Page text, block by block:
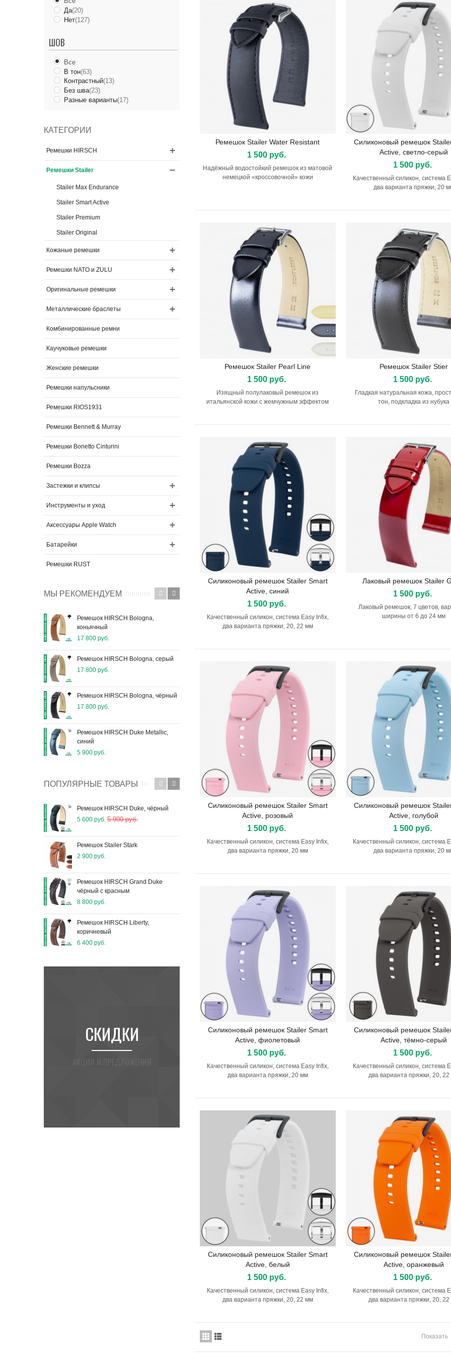
Темно-коричневый
Кожа ската
Силикон
Да(20)
Нет(127)
ШОВ
Все
В тон(63)
Контрастный(13)
Без шва(23)
Разные варианты(17)
КАТЕГОРИИ
Ремешки HIRSCH
Ремешки Stailer
Stailer Max Endurance
Stailer Smart Active
Stailer Premium
Stailer Original
Кожаные ремешки
Ремешки NATO и ZULU
Оригинальные ремешки
Металлические браслеты
Комбинированные ремни
Каучуковые ремешки
Женские ремешки
Ремешки напульсники
Ремешки RIOS1931
Ремешки Bennett & Murray
Ремешки Bonetto Cinturini
Ремешки Bozza
Застежки и клипсы
Инструменты и уход
Аксессуары Apple Watch
Батарейки
Ремешки RUST
МЫ РЕКОМЕНДУЕМ
Ремешок HIRSCH Bologna,
коньячный
17 800 руб.
Ремешок HIRSCH Bologna, серый
17 800 руб.
Ремешок HIRSCH Bologna, чёрный
17 800 руб.
Ремешок HIRSCH Duke Metallic,
синий
5 900 руб.
Ремешок HIRSCH Duke, синий
5 900 руб.
Ремешок HIRSCH Duke, серый
Ремешок HIRSCH Duke Metallic,
5 900 руб.
ПОПУЛЯРНЫЕ ТОВАРЫ
Ремешок HIRSCH Duke, чёрный
5 600 руб. 5 900 руб.
Ремешок Stailer Stark
2 900 руб.
Ремешок HIRSCH Grand Duke
чёрный с красным
8 800 руб.
Ремешок HIRSCH Liberty,
коричневый
6 400 руб.
Шпилькосъемник
Шпилькосъемник разборный
800 руб.
Ремешок HIRSCH Carbon, чёрный
8 800 руб.
Ремешок HIRSCH Crocograin
Ремешок HIRSCH Scandic
4 200 руб.
Ремешок RIOS1931 Orlando
КАК
Подробнее
Ремешок Stailer Water Resistant
1 500 руб.
Надёжный водостойкий ремешок из матовой
немецкой «кроссовочной» кожи
Подробнее
Силиконовый ремешок
Active, светло-серый
1 500 руб.
Качественный силикон, система
два варианта пряжки, 20
Подробнее
Ремешок Stailer Pearl Line
1 500 руб.
Изящный полулаковый ремешок из
итальянской кожи с жемчужным эффектом
Подробнее
Ремешок Stailer Stier
1 500 руб.
Гладкая натуральная кожа,
тон, подкладка из нубука
Подробнее
Силиконовый ремешок Stailer Smart
Active, синий
1 500 руб.
Качественный силикон, система Easy Infix,
два варианта пряжки, 20, 22 мм
Подробнее
Лаковый ремешок Stailer
1 500 руб.
Лаковый ремешок, 7 цветов,
ширины от 6 до 24 мм
Подробнее
Силиконовый ремешок Stailer Smart
Active, розовый
1 500 руб.
Качественный силикон, система Easy Infix,
два варианта пряжки, 20 мм
Подробнее
Силиконовый ремешок
Active, голубой
1 500 руб.
Качественный силикон, система
два варианта пряжки, 20
Подробнее
Силиконовый ремешок Stailer Smart
Active, фиолетовый
1 500 руб.
Качественный силикон, система Easy Infix,
два варианта пряжки, 20 мм
Подробнее
Силиконовый ремешок
Active, тёмно-серый
1 500 руб.
Качественный силикон, система
два варианта пряжки, 20,
Подробнее
Силиконовый ремешок Stailer Smart
Active, белый
1 500 руб.
Качественный силикон, система Easy Infix,
два варианта пряжки, 20, 22 мм
Подробнее
Силиконовый ремешок
Active, оранжевый
1 500 руб.
Качественный силикон, система
два варианта пряжки, 20,
Показать